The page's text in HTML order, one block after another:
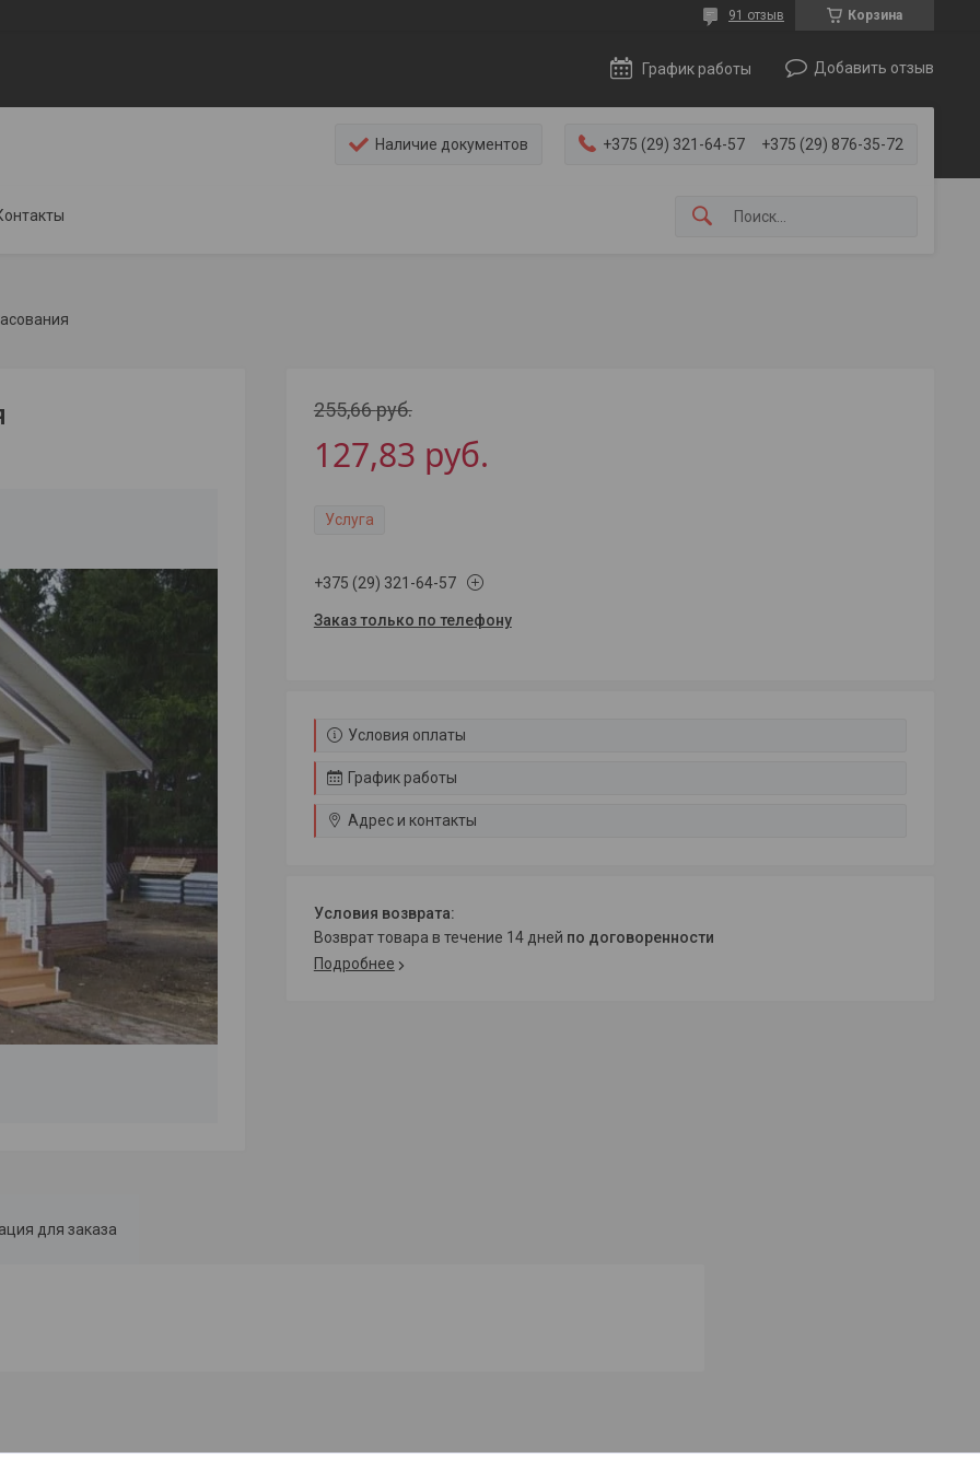
Корзина
91 отзыв
График работы Добавить отзыв
Наличие документов +375 (29) 321-64-57 +375 (29) 876-35-72
255,66руб.
127,83 руб.
Услуга
+375 (29) 321-64-57
Заказ только по телефону
Условия оплаты
График работы
Адрес и контакты
возврат товара в течение 14 дней по договоренности
Подробнее
для заказа